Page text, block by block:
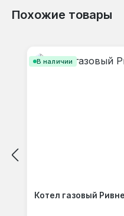
Похожие товары
В наличии
Котел газовый